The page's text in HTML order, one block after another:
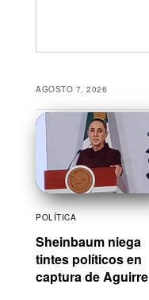
AGOSTO 7, 2026
POLÍTICA
Sheinbaum niega
tintes políticos en
captura de Aguirre